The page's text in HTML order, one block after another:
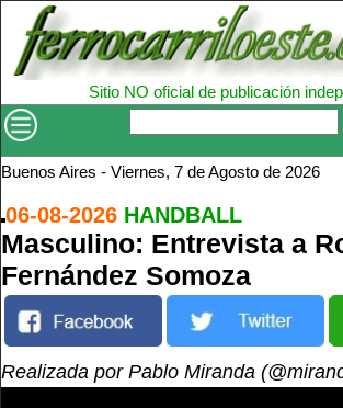
Sitio NO oficial de publicación
Buenos Aires - Viernes, 7 de Agosto de 2026
06-08-2026 HANDBALL
Masculino: Entrevista a
Fernández Somoza
Realizada por Pablo Miranda